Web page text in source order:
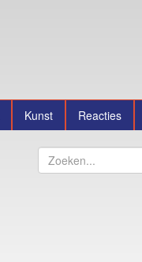
Kunst Reacties